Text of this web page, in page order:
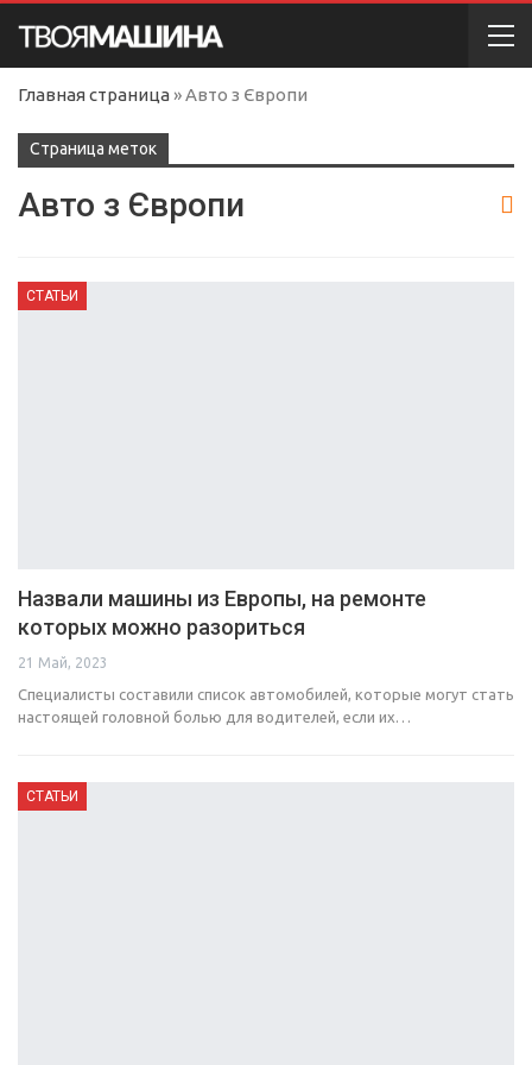
Главная страница »Авто з Європи
Cтраница меток
Авто з Європи
СТАТЬИ
Назвали машины из Европы, на ремонте
которых можно разориться
21 Май, 2023
Специалисты составили список автомобилей, которые могут стать
настоящей головной болью для водителей, если их…
СТАТЬИ